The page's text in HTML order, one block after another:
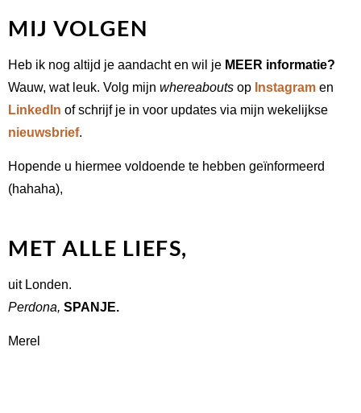
MIJ VOLGEN
Heb ik nog altijd je aandacht en wil je MEER informatie?
Wauw, wat leuk. Volg mijn whereabouts op Instagram en
LinkedIn of schrijf je in voor updates via mijn wekelijkse
nieuwsbrief.
Hopende u hiermee voldoende te hebben geïnformeerd
(hahaha),
MET ALLE LIEFS,
uit Londen.
Perdona, SPANJE.
Merel